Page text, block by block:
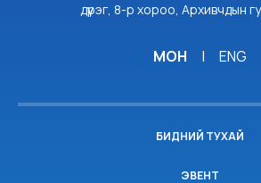
дүүрэг, 8-р хороо, Архивчдын
МОН | ENG
БИДНИЙ ТУХАЙ
ЭВЕНТ